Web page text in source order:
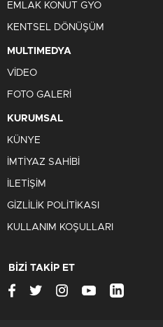
EMLAK KONUT GYO
KENTSEL DÖNÜŞÜM
MULTIMEDYA
VİDEO
FOTO GALERİ
KURUMSAL
KÜNYE
İMTİYAZ SAHİBİ
İLETİŞİM
GİZLİLİK POLİTİKASI
KULLANIM KOŞULLARI
BİZİ TAKİP ET